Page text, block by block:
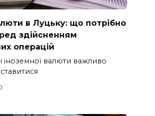
в Луцьку: що потрібно
здійсненням
операцій
іноземної валюти важливо